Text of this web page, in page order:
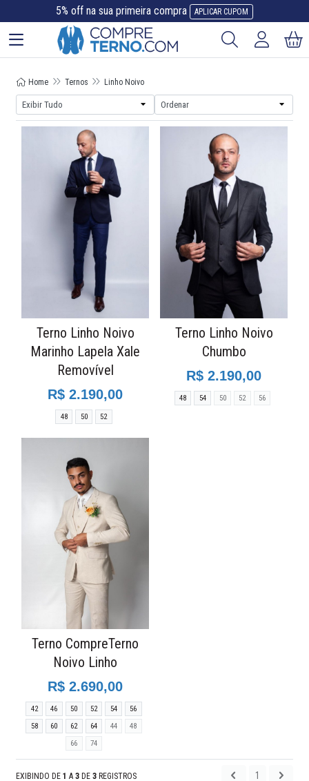
Home Ternos Linho Noivo
Terno Linho Noivo
Marinho Lapela Xale
Removível
R$ 2.190,00
48 50 52
Terno Linho Noivo
Chumbo
R$ 2.190,00
48 54 50 52 56
Terno CompreTerno
Noivo Linho
R$ 2.690,00
42 46 50 52 54
56
58
60 62 64 44
48
66
74
EXIBINDO DE 1 A 3 DE 3 REGISTROS 1
5% off na sua primeira compra APLICAR CUPOM